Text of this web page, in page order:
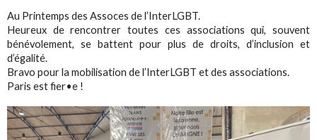
Au Printemps des Assoces de l’InterLGBT.
Heureux de rencontrer toutes ces associations qui, souvent
bénévolement, se battent pour plus de droits, d’inclusion et
d’égalité.
Bravo pour la mobilisation de l’InterLGBT et des associations.
Paris est fier•e !